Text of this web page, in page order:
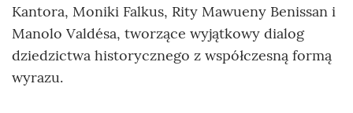
Kantora, Moniki Falkus, Rity Mawueny Benissan i
Manolo Valdésa, tworzące wyjątkowy dialog
dziedzictwa historycznego z współczesną formą
wyrazu.